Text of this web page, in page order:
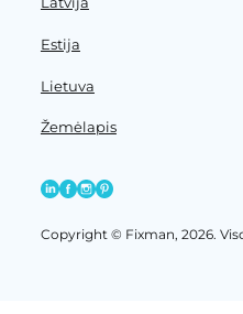
Estija
Lietuva
Žemėlapis
Copyright © Fixman, 2026.